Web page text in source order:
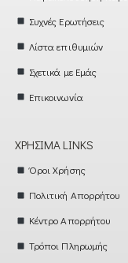
Συχνές Ερωτήσεις
Λίστα επιθυμιών
Σχετικά με Εμάς
Επικοινωνία
ΧΡΉΣΙΜΑ LINKS
Όροι Χρήσης
Πολιτική Απορρήτου
Κέντρο Απορρήτου
Τρόποι Πληρωμής